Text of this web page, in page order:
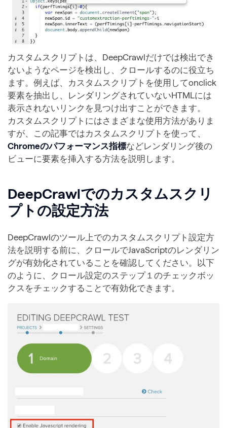
カスタムスクリプトは、DeepCrawlだけでは検出でき
ないようなページを検出し、クロールするのに役立ち
ます。例えば、カスタムスクリプトを使用してonclick
要素を抽出し、レンダリングされていないHTMLには
表示されないリンクを見つけ出すことができます。
カスタムスクリプトにはさまざまな使用方法がありま
すが、この記事ではカスタムスクリプトを使って、
Chromeのパフォーマンス指標などレンダリング後の
ビューに要素を挿入する方法を説明します。
DeepCrawlでのカスタムスクリ
プトの設定方法
DeepCrawlのツール上でのカスタムスクリプト設定方
法を説明する前に、クロールでJavaScriptのレンダリン
グが有効化されていることを確認してください。以下
のように、クロール設定のステップ１のチェックボッ
クスをチェックすることで有効化できます。